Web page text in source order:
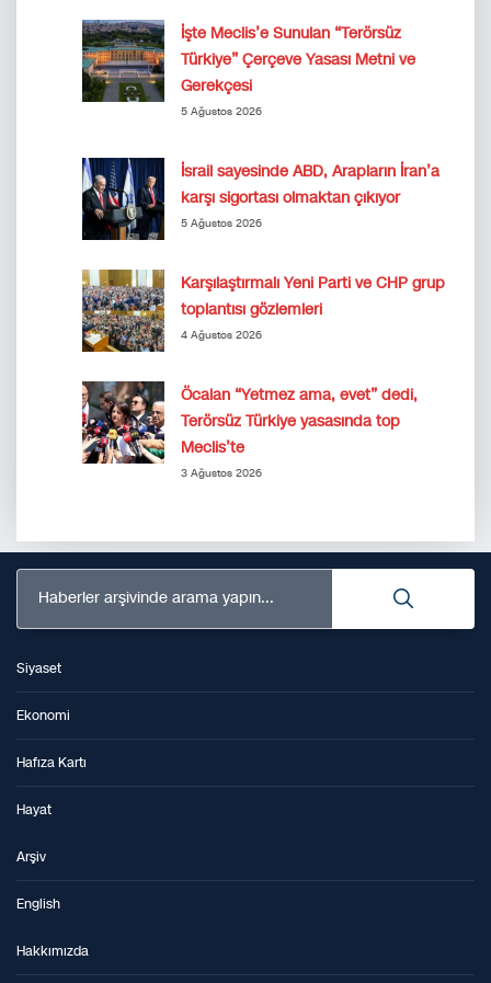
İşte Meclis’e Sunulan “Terörsüz
Türkiye” Çerçeve Yasası Metni ve
Gerekçesi
5 Ağustos 2026
İsrail sayesinde ABD, Arapların İran’a
karşı sigortası olmaktan çıkıyor
5 Ağustos 2026
Karşılaştırmalı Yeni Parti ve CHP grup
toplantısı gözlemleri
4 Ağustos 2026
Öcalan “Yetmez ama, evet” dedi,
Terörsüz Türkiye yasasında top
Meclis’te
3 Ağustos 2026
Haberler arşivinde arama yapın...
Siyaset
Ekonomi
Hafıza Kartı
Hayat
Arşiv
English
Hakkımızda